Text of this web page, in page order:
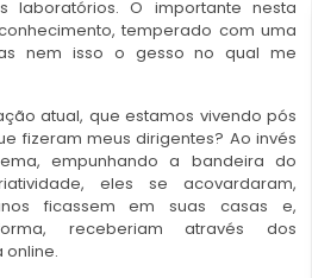
laboratórios. O importante nesta
temperado com uma
nem isso o gesso no qual me
atual, que estamos vivendo pós
fizeram meus dirigentes? Ao invés
empunhando a bandeira do
eles se acovardaram,
ficassem em suas casas e,
receberiam através dos
online.